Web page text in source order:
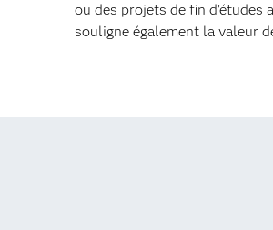
ou des projets de fin d'études
souligne également la valeur